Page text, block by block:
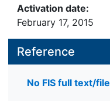
Activation date:
February 17, 2015
Reference
No FIS full text/file